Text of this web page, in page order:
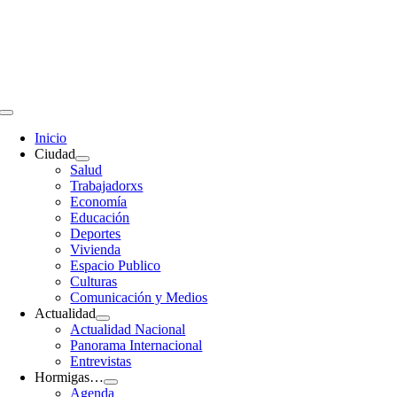
Toggle
Navigation
Inicio
Ciudad
Salud
Trabajadorxs
Economía
Educación
Deportes
Vivienda
Espacio Publico
Culturas
Comunicación y Medios
Actualidad
Actualidad Nacional
Panorama Internacional
Entrevistas
Hormigas…
Agenda